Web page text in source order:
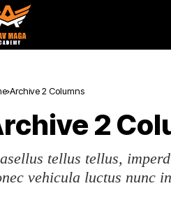
Archive 2 Columns
2
tellus tellus,
vehicula luctus nunc